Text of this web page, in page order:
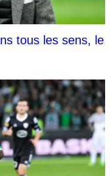
tous les sens, le